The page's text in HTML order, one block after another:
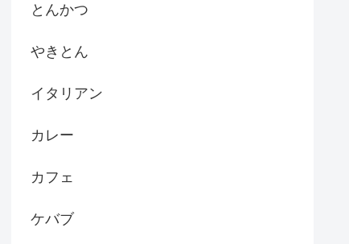
とんかつ
やきとん
イタリアン
カレー
カフェ
ケバブ